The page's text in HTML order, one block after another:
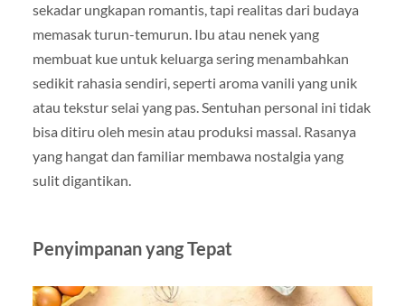
sekadar ungkapan romantis, tapi realitas dari budaya
memasak turun-temurun. Ibu atau nenek yang
membuat kue untuk keluarga sering menambahkan
sedikit rahasia sendiri, seperti aroma vanili yang unik
atau tekstur selai yang pas. Sentuhan personal ini tidak
bisa ditiru oleh mesin atau produksi massal. Rasanya
yang hangat dan familiar membawa nostalgia yang
sulit digantikan.
Penyimpanan yang Tepat